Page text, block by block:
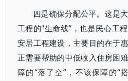
四是确保分配公平。这是
工程的“生命线”，也是民心工
安居工程建设，主要目的在于
正需要帮助的中低收入住房困
障的“落了空”，不该保障的“